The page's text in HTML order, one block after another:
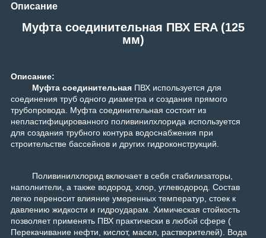
Описание
Муфта соединительная ПВХ ERA (125
мм)
Описание:
Муфта соединительная ПВХ используется для
соединения труб одного диаметра и создания прямого
трубопровода. Муфта соединительная состоит из
непластифицированного поливинилхлорида используется
для создания трубного контура водоснабжения при
строительстве бассейнов и других гидроконструкций.
Поливинилхлорид включает в себя стабилизаторы,
наполнители, а также водород, хлор, углеводород. Состав
легко переносит влияние умеренных температур, стоек к
давлению жидкости и гидроударам. Химическая стойкость
позволяет применять ПВХ практически в любой сфере (
Перекачивание нефти, кислот, масел, растворителей). Вода